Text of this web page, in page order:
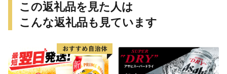
この返礼品を見た人は
こんな返礼品も見ています